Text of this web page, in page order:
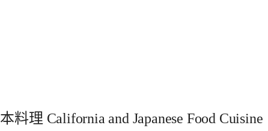
料理 California and Japanese Food